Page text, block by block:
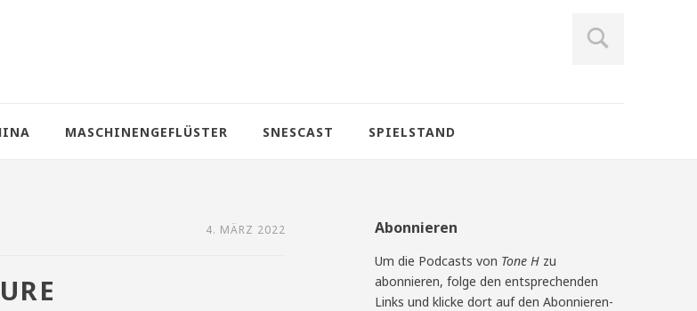
MASCHINENGEFLÜSTER SNESCAST SPIELSTAND
4. MÄRZ 2022 Abonnieren
Um die Podcasts von Tone H zu
abonnieren, folge den entsprechenden
Links und klicke dort auf den Abonnieren-